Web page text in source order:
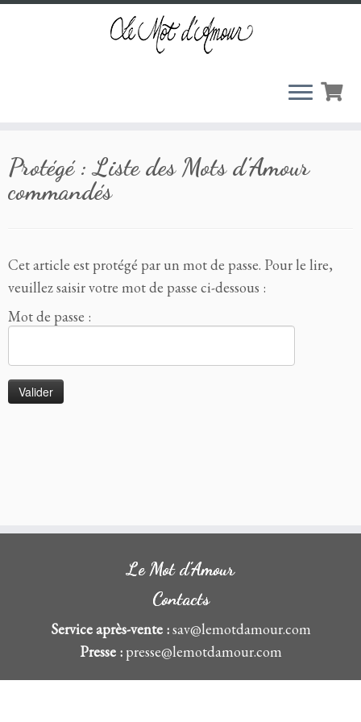
au
contenu
Protégé : Liste des Mots d’Amour
commandés
Cet article est protégé par un mot de passe. Pour le lire,
veuillez saisir votre mot de passe ci-dessous :
Mot de passe :
Le Mot d’Amour
Contacts
Service après-vente :sav@lemotdamour.com
Presse : presse@lemotdamour.com